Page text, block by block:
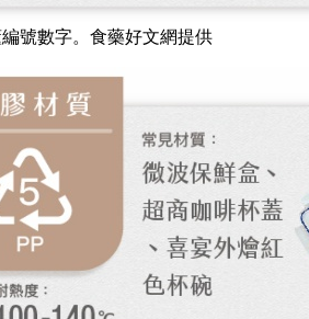
號數字。食藥好文網提供